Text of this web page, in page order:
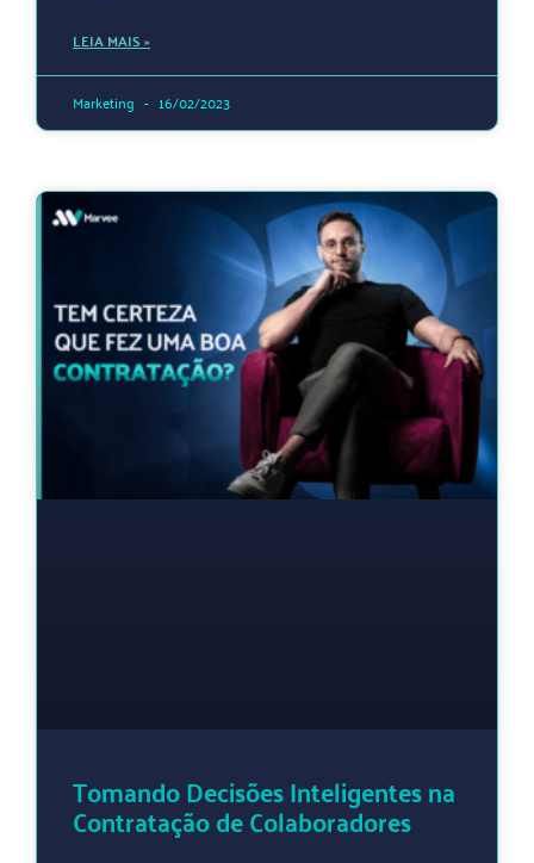
LEIA MAIS »
Marketing 16/02/2023
Tomando Decisões Inteligentes na
Contratação de Colaboradores